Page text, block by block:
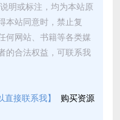
明或标注，均为本站原
本站同意时，禁止复
何网站、书籍等各类媒
的合法权益，可联系我
直接联系我】
购买资源